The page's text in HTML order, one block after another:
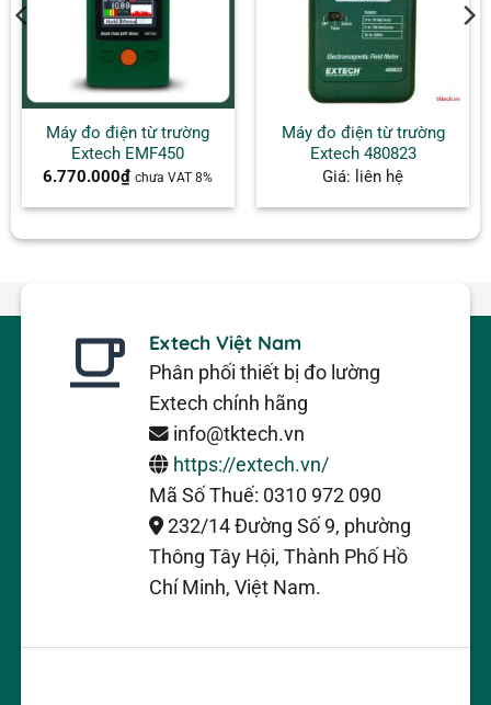
Máy đo điện từ trường
Extech EMF450
6.770.000₫ chưa VAT 8%
Máy đo điện từ trường
Extech 480823
Giá: liên hệ
Extech Việt Nam
Phân phối thiết bị đo lường
Extech chính hãng
info@tktech.vn
https://extech.vn/
Mã Số Thuế: 0310 972 090
232/14 Đường Số 9, phường
Thông Tây Hội, Thành Phố Hồ
Chí Minh, Việt Nam.